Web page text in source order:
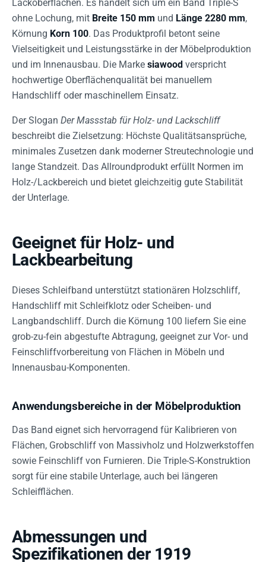
Lackoberflächen. Es handelt sich um ein Band Triple-S
ohne Lochung, mit Breite 150 mm und Länge 2280 mm,
Körnung Korn 100. Das Produktprofil betont seine
Vielseitigkeit und Leistungsstärke in der Möbelproduktion
und im Innenausbau. Die Marke siawood verspricht
hochwertige Oberflächenqualität bei manuellem
Handschliff oder maschinellem Einsatz.
Der Slogan Der Massstab für Holz- und Lackschliff
beschreibt die Zielsetzung: Höchste Qualitätsansprüche,
minimales Zusetzen dank moderner Streutechnologie und
lange Standzeit. Das Allroundprodukt erfüllt Normen im
Holz-/Lackbereich und bietet gleichzeitig gute Stabilität
der Unterlage.
Geeignet für Holz- und
Lackbearbeitung
Dieses Schleifband unterstützt stationären Holzschliff,
Handschliff mit Schleifklotz oder Scheiben- und
Langbandschliff. Durch die Körnung 100 liefern Sie eine
grob-zu-fein abgestufte Abtragung, geeignet zur Vor- und
Feinschliffvorbereitung von Flächen in Möbeln und
Innenausbau-Komponenten.
Anwendungsbereiche in der Möbelproduktion
Das Band eignet sich hervorragend für Kalibrieren von
Flächen, Grobschliff von Massivholz und Holzwerkstoffen
sowie Feinschliff von Furnieren. Die Triple-S-Konstruktion
sorgt für eine stabile Unterlage, auch bei längeren
Schleifflächen.
Abmessungen und
Spezifikationen der 1919